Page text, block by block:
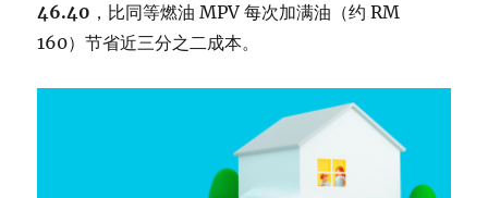
46.40 ，比同等燃油 MPV 每次加满油（约 RM
160）节省近三分之二成本。